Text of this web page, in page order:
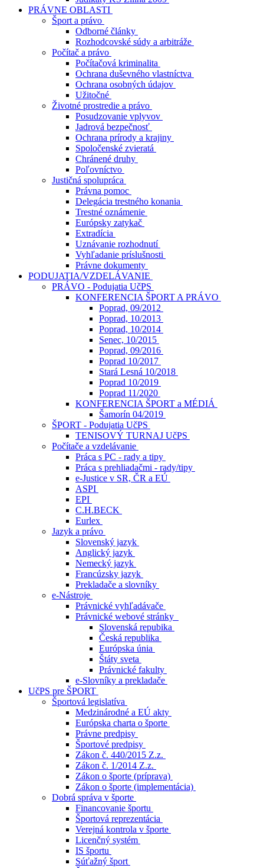
PRÁVNE OBLASTI
Šport a právo
Odborné články
Rozhodcovské súdy a arbitráže
Počítač a právo
Počítačová kriminalita
Ochrana duševného vlastníctva
Ochrana osobných údajov
Užitočné
Životné prostredie a právo
Posudzovanie vplyvov
Jadrová bezpečnosť
Ochrana prírody a krajiny
Spoločenské zvieratá
Chránené druhy
Poľovníctvo
Justičná spolupráca
Právna pomoc
Delegácia trestného konania
Trestné oznámenie
Európsky zatykač
Extradícia
Uznávanie rozhodnutí
Vyhľadanie príslušnosti
Právne dokumenty
PODUJATIA/VZDELÁVANIE
PRÁVO - Podujatia UčPS
KONFERENCIA ŠPORT A PRÁVO
Poprad, 09/2012
Poprad, 10/2013
Poprad, 10/2014
Senec, 10/2015
Poprad, 09/2016
Poprad 10/2017
Stará Lesná 10/2018
Poprad 10/2019
Poprad 11/2020
KONFERENCIA ŠPORT a MÉDIÁ
Šamorín 04/2019
ŠPORT - Podujatia UčPS
TENISOVÝ TURNAJ UčPS
Počítače a vzdelávanie
Práca s PC - rady a tipy
Práca s prehliadačmi - rady/tipy
e-Justice v SR, ČR a EÚ
ASPI
EPI
C.H.BECK
Eurlex
Jazyk a právo
Slovenský jazyk
Anglický jazyk
Nemecký jazyk
Francúzsky jazyk
Prekladače a slovníky
e-Nástroje
Právnické vyhľadávače
Právnické webové stránky
Slovenská repubika
Česká republika
Európska únia
Štáty sveta
Právnické fakulty
e-Slovníky a prekladače
UčPS pre ŠPORT
Športová legislatíva
Medzinárodné a EÚ akty
Európska charta o športe
Právne predpisy
Športové predpisy
Zákon č. 440/2015 Z.z.
Zákon č. 1/2014 Z.z.
Zákon o športe (príprava)
Zákon o športe (implementácia)
Dobrá správa v športe
Financovanie športu
Športová reprezentácia
Verejná kontrola v športe
Licenčný systém
IS športu
Súťažný šport